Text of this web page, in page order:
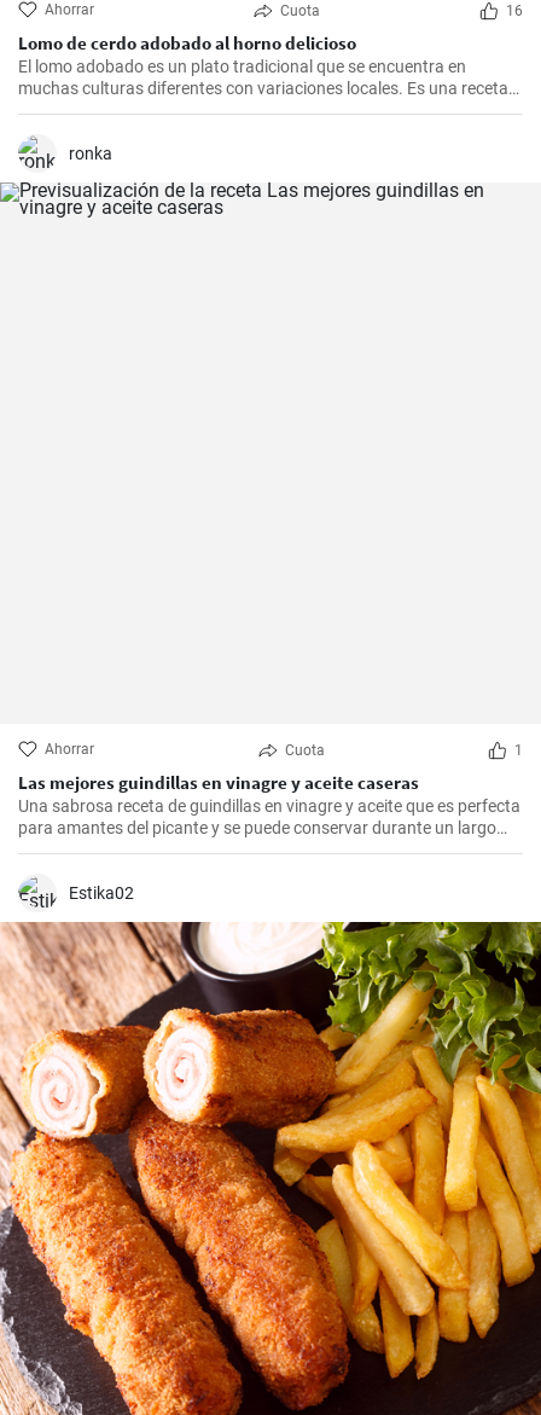
Ahorrar Cuota 16
Lomo de cerdo adobado al horno delicioso
El lomo adobado es un plato tradicional que se encuentra en
muchas culturas diferentes con variaciones locales. Es una receta
sencilla y deliciosa que consiste en una pieza jugosa de lomo de
cerdo marinado (adobado) en una mezcla de especias, vinagre y ajo
antes de ser asado hasta quedar tierno y sabroso. Es excelente
ronka
Ahorrar Cuota 1
Las mejores guindillas en vinagre y aceite caseras
Una sabrosa receta de guindillas en vinagre y aceite que es perfecta
para amantes del picante y se puede conservar durante un largo
periodo de tiempo.
Estika02